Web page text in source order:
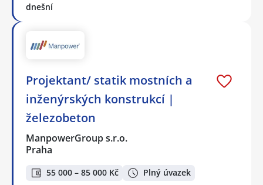
dnešní
Projektant/ statik mostních a
inženýrských konstrukcí |
železobeton
ManpowerGroup s.r.o.
Praha
55 000 – 85 000 Kč Plný úvazek